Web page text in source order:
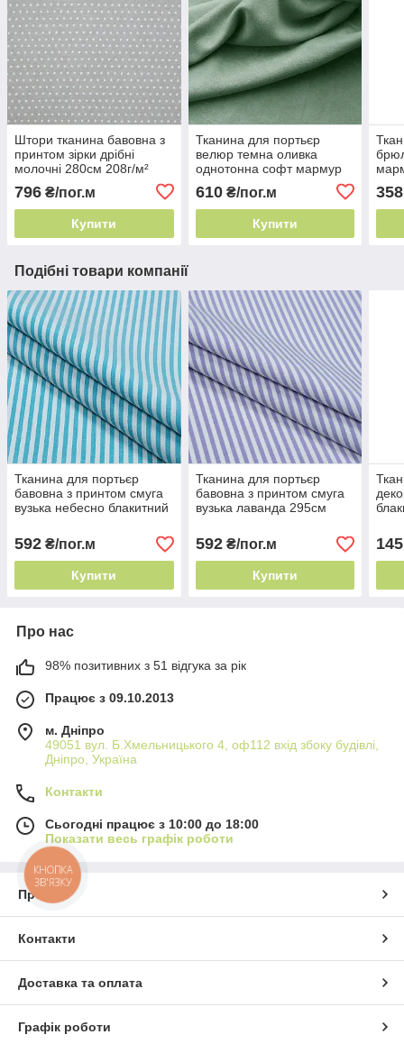
Штори тканина бавовна з
принтом зірки дрібні
молочні 280см 208г/м²
догляді
796 ₴/пог.м
Купити
Тканина для портьєр
велюр темна оливка
однотонна софт мармур
280см 219г/м² Туреччина
глибокий відтінок
610₴/пог.м
Купити
358
Подібні товари компанії
Тканина для портьєр
бавовна з принтом смуга
вузька небесно блакитний
тканині
592 ₴/пог.м
Купити
Тканина для портьєр
бавовна з принтом смуга
вузька лаванда 295см
тканині
592₴/пог.м
Купити
145
Про нас
98% позитивних з 51 відгука за рік
Працює з 09.10.2013
м. Дніпро
49051 вул. Б.Хмельницького 4, оф112 вхід збоку будівлі,
Дніпро, Україна
Контакти
Сьогодні працює з 10:00 до 18:00
Показати весь графік роботи
Про нас
Контакти
Доставка та оплата
Графік роботи
КНОПКА
ЗВ'ЯЗКУ